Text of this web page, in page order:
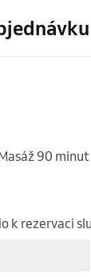
90 minut
k rezervaci